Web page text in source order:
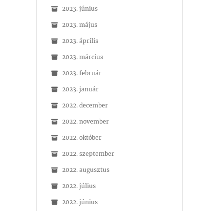
2023. június
2023. május
2023. április
2023. március
2023. február
2023. január
2022. december
2022. november
2022. október
2022. szeptember
2022. augusztus
2022. július
2022. június